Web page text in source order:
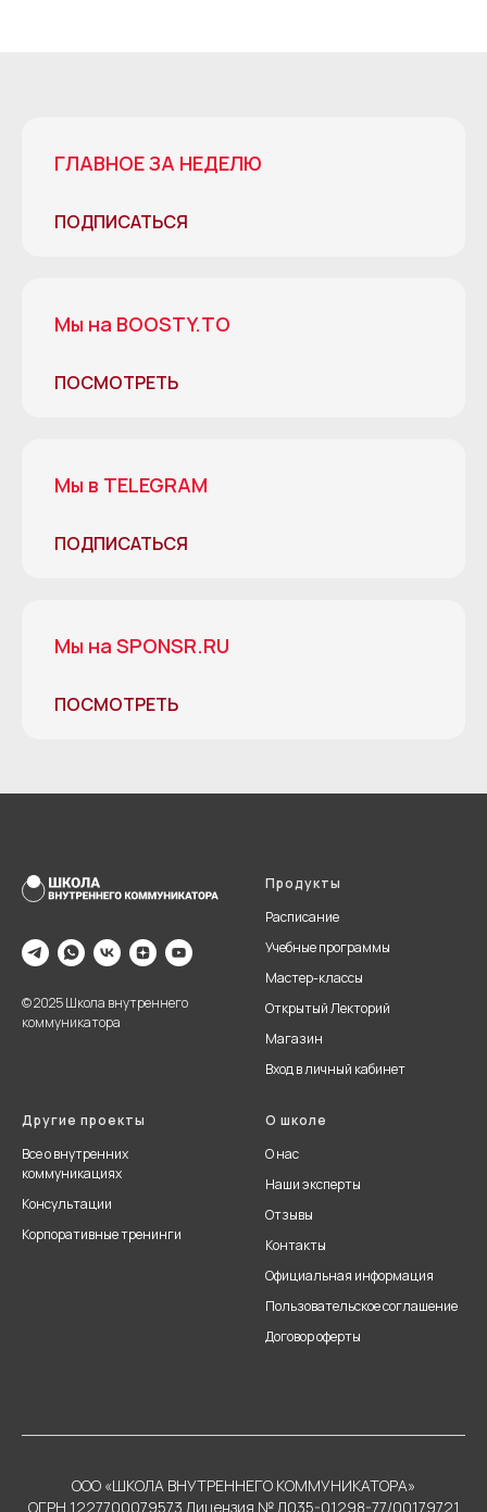
ГЛАВНОЕ ЗА НЕДЕЛЮ
ПОДПИСАТЬСЯ
Мы на BOOSTY.TO
ПОСМОТРЕТЬ
Мы в TELEGRAM
ПОДПИСАТЬСЯ
Мы на SPONSR.RU
ПОСМОТРЕТЬ
© 2025 Школа внутреннего
коммуникатора
Продукты
Расписание
Учебные программы
Мастер-классы
Открытый Лекторий
Магазин
Вход в личный кабинет
Другие проекты
Все о внутренних
коммуникациях
Консультации
Корпоративные тренинги
О школе
О нас
Наши эксперты
Отзывы
Контакты
Официальная информация
Пользовательское соглашение
Договор оферты
ООО «ШКОЛА ВНУТРЕННЕГО КОММУНИКАТОРА»
ОГРН 1227700079573 Лицензия № Л035-01298-77/00179721